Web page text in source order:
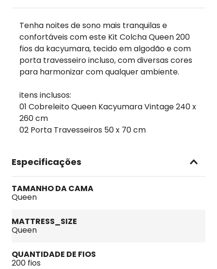
Tenha noites de sono mais tranquilas e
confortáveis com este Kit Colcha Queen 200
fios da kacyumara, tecido em algodão e com
porta travesseiro incluso, com diversas cores
para harmonizar com qualquer ambiente.
itens inclusos:
01 Cobreleito Queen Kacyumara Vintage 240 x
260 cm
02 Porta Travesseiros 50 x 70 cm
Especificações
TAMANHO DA CAMA
Queen
MATTRESS_SIZE
Queen
QUANTIDADE DE FIOS
200 fios